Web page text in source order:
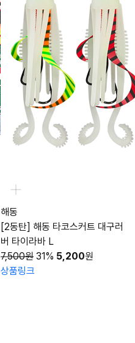
해동
[2동탄] 해동 타코스커트 대구러
버 타이라바 L
7,500원 31% 5,200원
상품링크